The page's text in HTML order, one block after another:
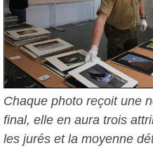
Chaque photo reçoit une
final, elle en aura trois
les jurés et la moyenne